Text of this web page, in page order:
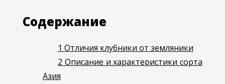
Содержание
1 Отличия клубники от земляники
2 Описание и характеристики сорта
Азия